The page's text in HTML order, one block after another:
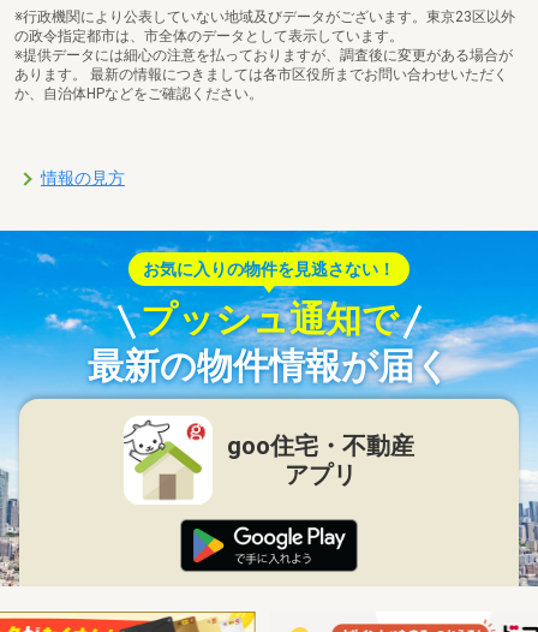
※行政機関により公表していない地域及びデータがございます。東京23区以外
の政令指定都市は、市全体のデータとして表示しています。
※提供データには細心の注意を払っておりますが、調査後に変更がある場合が
あります。 最新の情報につきましては各市区役所までお問い合わせいただく
か、自治体HPなどをご確認ください。
情報の見方
お気に入りの物件を見逃さない！
プッシュ通知で
最新の物件情報が届く
goo住宅・不動産
アプリ